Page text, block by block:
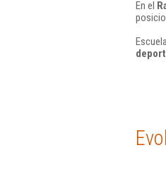
En el